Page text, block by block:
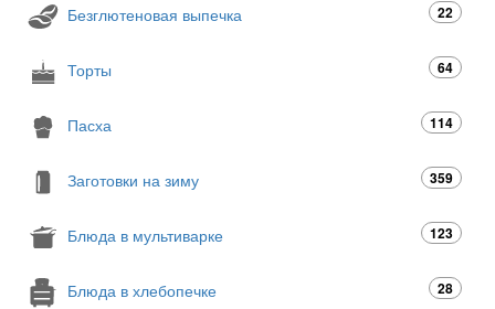
Безглютеновая выпечка 22
Торты 64
Пасха 114
Заготовки на зиму 359
Блюда в мультиварке 123
Блюда в хлебопечке 28